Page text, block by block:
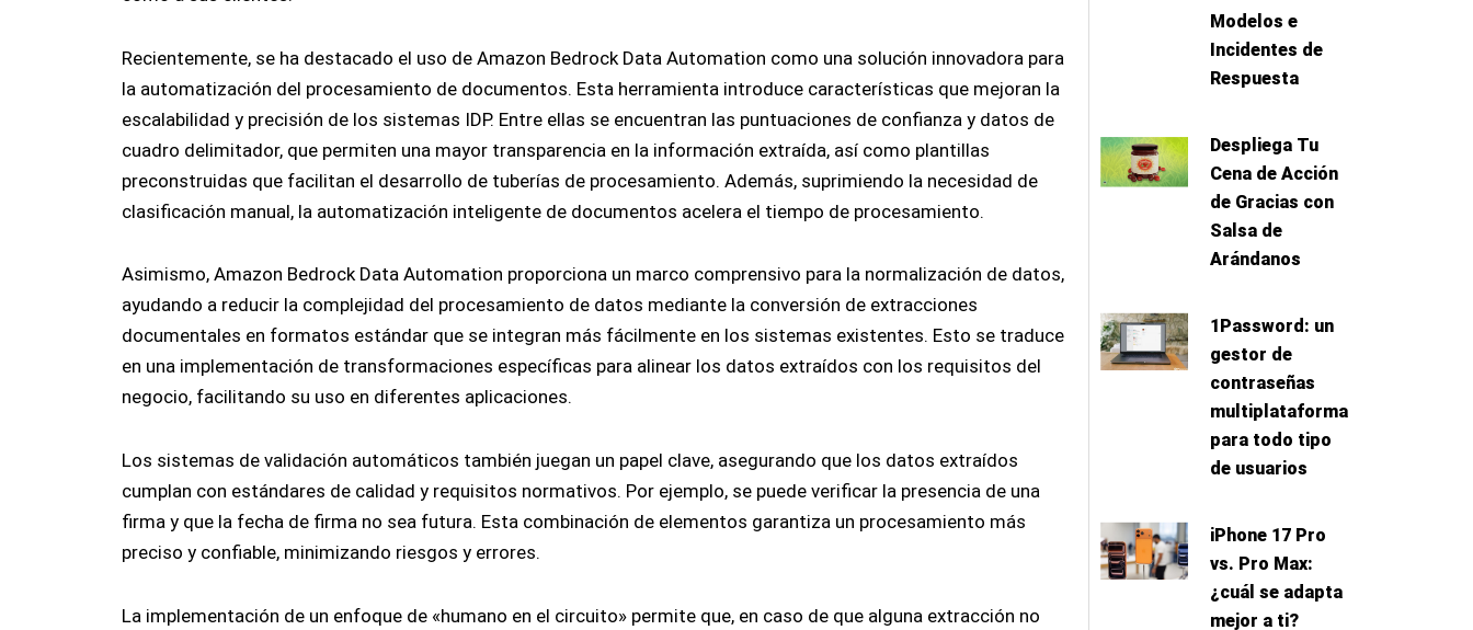
Recientemente, se ha destacado el uso de Amazon Bedrock Data Automation como una solución innovadora para
la automatización del procesamiento de documentos. Esta herramienta introduce características que mejoran la
escalabilidad y precisión de los sistemas IDP. Entre ellas se encuentran las puntuaciones de confianza y datos de
cuadro delimitador, que permiten una mayor transparencia en la información extraída, así como plantillas
preconstruidas que facilitan el desarrollo de tuberías de procesamiento. Además, suprimiendo la necesidad de
clasificación manual, la automatización inteligente de documentos acelera el tiempo de procesamiento.
Asimismo, Amazon Bedrock Data Automation proporciona un marco comprensivo para la normalización de datos,
ayudando a reducir la complejidad del procesamiento de datos mediante la conversión de extracciones
documentales en formatos estándar que se integran más fácilmente en los sistemas existentes. Esto se traduce
en una implementación de transformaciones específicas para alinear los datos extraídos con los requisitos del
negocio, facilitando su uso en diferentes aplicaciones.
Los sistemas de validación automáticos también juegan un papel clave, asegurando que los datos extraídos
cumplan con estándares de calidad y requisitos normativos. Por ejemplo, se puede verificar la presencia de una
firma y que la fecha de firma no sea futura. Esta combinación de elementos garantiza un procesamiento más
preciso y confiable, minimizando riesgos y errores.
La implementación de un enfoque de «humano en el circuito» permite que, en caso de que alguna extracción no
Modelos e
Incidentes de
Respuesta
Despliega Tu
Cena de Acción
de Gracias con
Salsa de
Arándanos
1Password: un
gestor de
contraseñas
multiplataforma
para todo tipo
de usuarios
iPhone 17 Pro
vs. Pro Max:
¿cuál se adapta
mejor a ti?